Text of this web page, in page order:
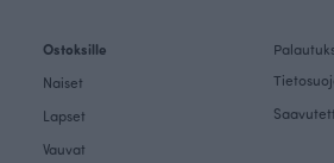
Ostoksille
Naiset
Lapset
Vauvat